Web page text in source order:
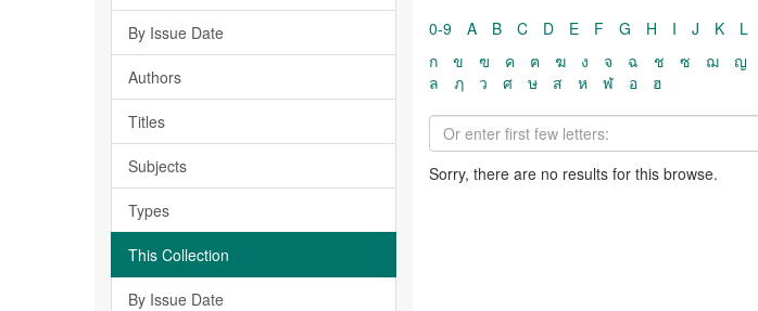
By Issue Date
Authors
Titles
Subjects
Types
This Collection
By Issue Date
0-9 A B C D E F G H I J K L
ก
ข ฃ ค ฅ ฆ ง จ ฉ ช ซ ฌ ญ
ล
ฦ ว ศ ษ ส ห ฬ อ ฮ
Sorry, there are no results for this browse.